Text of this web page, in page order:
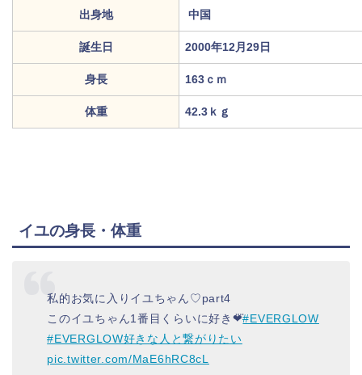
出身地 中国
誕生日 2000年12月29日
身長 163ｃｍ
体重 42.3ｋｇ
イユの身長・体重
私的お気に入りイユちゃん♡part4
このイユちゃん1番目くらいに好き❤︎⃜#EVERGLOW
#EVERGLOW好きな人と繋がりたい
pic.twitter.com/MaE6hRC8cL